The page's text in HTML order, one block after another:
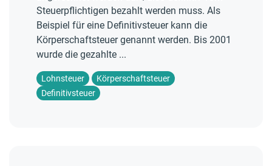
Steuerpflichtigen bezahlt werden muss. Als
Beispiel für eine Definitivsteuer kann die
Körperschaftsteuer genannt werden. Bis 2001
wurde die gezahlte ...
Lohnsteuer
Körperschaftsteuer
Definitivsteuer